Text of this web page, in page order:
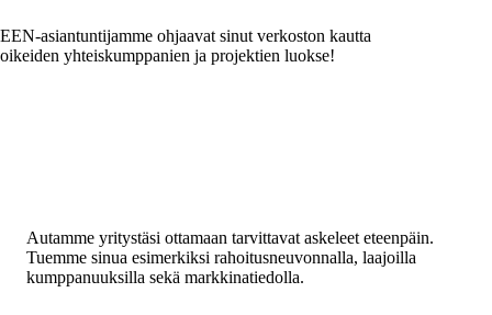
EEN-asiantuntijamme ohjaavat sinut verkoston kautta
oikeiden yhteiskumppanien ja projektien luokse!
Autamme yritystäsi ottamaan tarvittavat askeleet eteenpäin.
Tuemme sinua esimerkiksi rahoitusneuvonnalla, laajoilla
kumppanuuksilla sekä markkinatiedolla.